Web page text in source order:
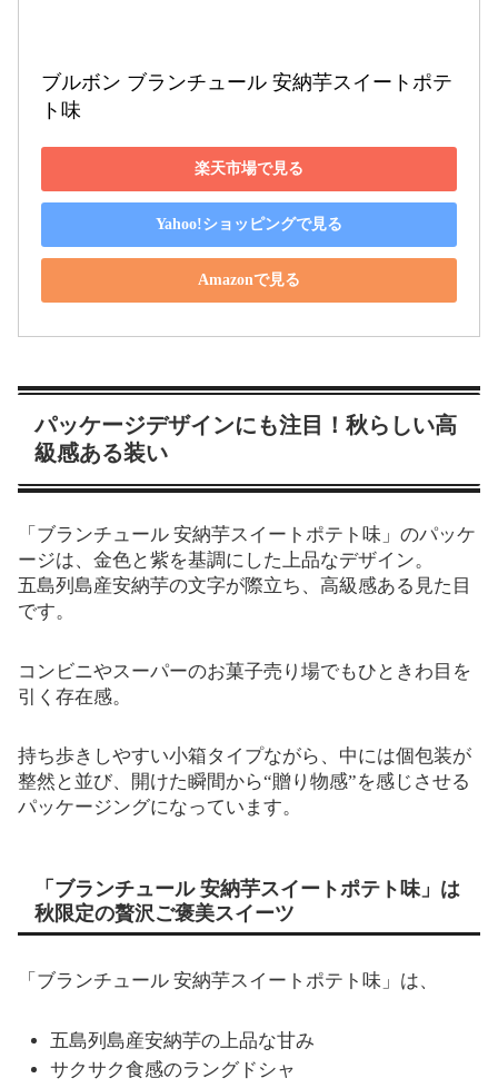
ブルボン ブランチュール 安納芋スイートポテ
ト味
楽天市場で見る
Yahoo!ショッピングで見る
Amazonで見る
パッケージデザインにも注目！秋らしい高
級感ある装い
「ブランチュール 安納芋スイートポテト味」のパッケ
ージは、金色と紫を基調にした上品なデザイン。
五島列島産安納芋の文字が際立ち、高級感ある見た目
です。
コンビニやスーパーのお菓子売り場でもひときわ目を
引く存在感。
持ち歩きしやすい小箱タイプながら、中には個包装が
整然と並び、開けた瞬間から“贈り物感”を感じさせる
パッケージングになっています。
「ブランチュール 安納芋スイートポテト味」は
秋限定の贅沢ご褒美スイーツ
「ブランチュール 安納芋スイートポテト味」は、
五島列島産安納芋の上品な甘み
サクサク食感のラングドシャ